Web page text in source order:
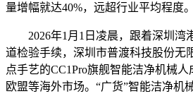
量增幅就达40%，远超行业平均程度。
2026年1月1日凌晨，跟着深圳湾
道检验手续，深圳市普渡科技股份无
点手艺的CC1Pro旗舰智能洁净机械人
欧盟等海外市场。“广货”智能洁净机